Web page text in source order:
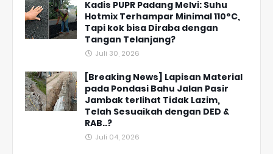
Kadis PUPR Padang Melvi: Suhu
Hotmix Terhampar Minimal 110°C,
Tapi kok bisa Diraba dengan
Tangan Telanjang?
Juli 30, 2026
[Breaking News] Lapisan Material
pada Pondasi Bahu Jalan Pasir
Jambak terlihat Tidak Lazim,
Telah Sesuaikah dengan DED &
RAB..?
Juli 04, 2026